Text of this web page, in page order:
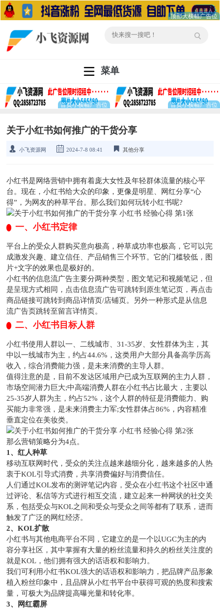
菜单
关于小红书如何推广的干货分享
小飞资源网 2024-7-8 08:41 其他分享
小红书是网络营销中拥有着庞大女性及年轻群体流量的核心平
台。现在，小红书给大众的印象，更像是明星、网红分享“心
得”，为网友的种草平台。那么我们如何玩转小红书呢?
一、小红书定律
平台上的受众人群购买意向极高，种草成功率也极高，它可以完
成激发兴趣、建立信任、产品销售三个环节。它的门槛较低，图
片+文字的效果也是极好的。
小红书的信息流广告主要分两种类型，图文笔记和视频笔记，但
是呈现方式相同，点击信息流广告可跳转到原生笔记页，再点击
商品链接可跳转到商品详情页/店铺页。另外一种形式是从信息
流广告页跳转至留言详情页。
二、小红书目标人群
小红书使用人群以一、二线城市、31-35岁、女性群体为主，其
中以一线城市为主，约占44.6%，这类用户大部分具备高学历高
收入，综合消费能力强，是未来消费的主导人群。
值得注意的是，目前不发达区域用户已成为互联网的主力人群，
市场空间潜力巨大;中高端消费人群在小红书占比最大，主要以
25-35岁人群为主，约占52%，这个人群的特征是消费能力、购
买能力非常强，是未来消费主力军;女性群体占86%，内容精准
垂直定位在美妆类。
那么营销策略分为4点。
1、红人种草
移动互联网时代，受众的关注点越来越细分化，越来越多的人热
衷于KOL引导式消费，共享消费偏好与消费信任。
人们通过KOL发布的测评笔记内容，受众在小红书这个社区中通
过评论、私信等方式进行相互交流，建立起来一种网状的社交关
系，包括受众与KOL之间和受众与受众之间等都有了联系，进而
触发了广泛的网红经济。
2、KOL扩散
小红书与其他电商平台不同，它建立的是一个以UGC为主的内
容分享社区，其中掌握有大量的粉丝流量和持久的粉丝关注度的
就是KOL，他们拥有强大的话语权和影响力。
我们可利用小红书KOL强大的话语权和影响力，把品牌产品形象
植入粉丝印象中，且品牌从小红书平台中获得可观的热度和搜索
量，可极大为品牌提高曝光量和转化率。
3、网红霸屏